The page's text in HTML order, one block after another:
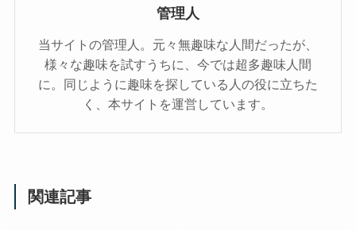
管理人
当サイトの管理人。元々無趣味な人間だったが、
様々な趣味を試すうちに、今では超多趣味人間
に。同じように趣味を探している人の役に立ちた
く、本サイトを運営しています。
関連記事